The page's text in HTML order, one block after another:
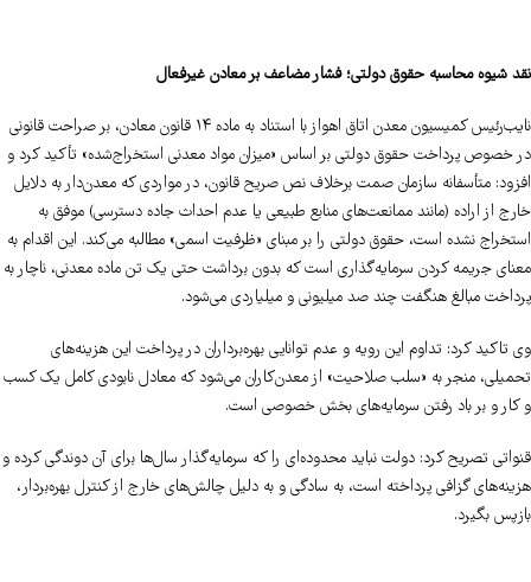
نقد شیوه محاسبه حقوق دولتی؛ فشار مضاعف بر معادن غیرفعال
نایب‌رئیس کمیسیون معدن اتاق اهواز با استناد به ماده ۱۴ قانون معادن، بر صراحت قانونی
در خصوص پرداخت حقوق دولتی بر اساس «میزان مواد معدنی استخراج‌شده» تأکید کرد و
افزود: متأسفانه سازمان صمت برخلاف نص صریح قانون، در مواردی که معدن‌دار به دلایل
خارج از اراده (مانند ممانعت‌های منابع طبیعی یا عدم احداث جاده دسترسی) موفق به
استخراج نشده است، حقوق دولتی را بر مبنای «ظرفیت اسمی» مطالبه می‌کند. این اقدام به
معنای جریمه کردن سرمایه‌گذاری است که بدون برداشت حتی یک تن ماده معدنی، ناچار به
پرداخت مبالغ هنگفت چند صد میلیونی و میلیاردی می‌شود.
وی تاکید کرد: تداوم این رویه و عدم توانایی بهره‌برداران در پرداخت این هزینه‌های
تحمیلی، منجر به «سلب صلاحیت» از معدن‌کاران می‌شود که معادل نابودی کامل یک کسب‌
و کار و بر باد رفتن سرمایه‌های بخش خصوصی است.
قنواتی تصریح کرد: دولت نباید محدوده‌ای را که سرمایه‌گذار سال‌ها برای آن دوندگی کرده و
هزینه‌های گزافی پرداخته است، به سادگی و به دلیل چالش‌های خارج از کنترل بهره‌بردار،
بازپس بگیرد.